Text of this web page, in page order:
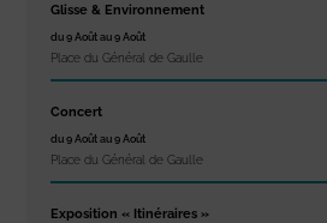
Glisse & Environnement
du 9 Août au 9 Août
Place du Général de Gaulle
Concert
du 9 Août au 9 Août
Place du Général de Gaulle
Exposition « Itinéraires »